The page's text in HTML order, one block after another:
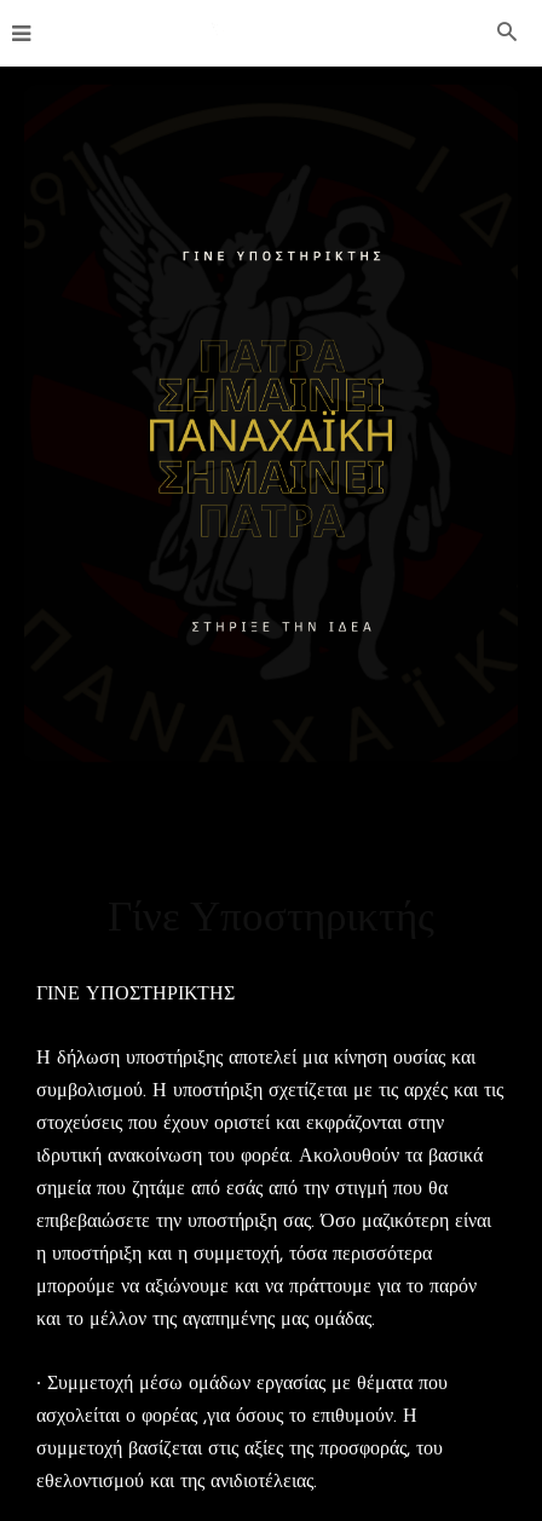
ΓΙΝΕ ΥΠΟΣΤΗΡΙΚΤΗΣ
Η δήλωση υποστήριξης αποτελεί μια κίνηση ουσίας και
συμβολισμού. Η υποστήριξη σχετίζεται με τις αρχές και τις
στοχεύσεις που έχουν οριστεί και εκφράζονται στην
ιδρυτική ανακοίνωση του φορέα. Ακολουθούν τα βασικά
σημεία που ζητάμε από εσάς από την στιγμή που θα
επιβεβαιώσετε την υποστήριξη σας. Όσο μαζικότερη είναι
η υποστήριξη και η συμμετοχή, τόσα περισσότερα
μπορούμε να αξιώνουμε και να πράττουμε για το παρόν
και το μέλλον της αγαπημένης μας ομάδας.
∙ Συμμετοχή μέσω ομάδων εργασίας με θέματα που
ασχολείται ο φορέας ,για όσους το επιθυμούν. Η
συμμετοχή βασίζεται στις αξίες της προσφοράς, του
εθελοντισμού και της ανιδιοτέλειας.